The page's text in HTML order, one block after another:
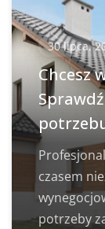
30 lipca,
Chcesz
czasem
potrzeby